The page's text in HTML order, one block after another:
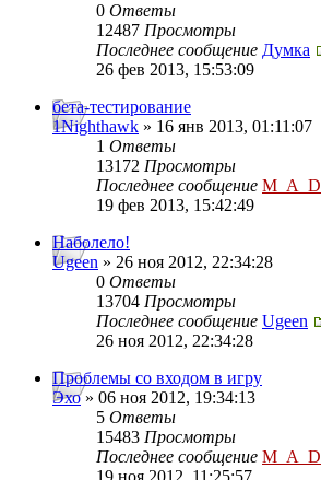
0 Ответы
12487 Просмотры
Последнее сообщение Думка
26 фев 2013, 15:53:09
бета-тестирование
1Nighthawk » 16 янв 2013, 01:11:07
1 Ответы
13172 Просмотры
Последнее сообщение M_A_D
19 фев 2013, 15:42:49
Наболело!
Ugeen » 26 ноя 2012, 22:34:28
0 Ответы
13704 Просмотры
Последнее сообщение Ugeen
26 ноя 2012, 22:34:28
Проблемы со входом в игру
Эхо» 06 ноя 2012, 19:34:13
5 Ответы
15483 Просмотры
Последнее сообщение M_A_D